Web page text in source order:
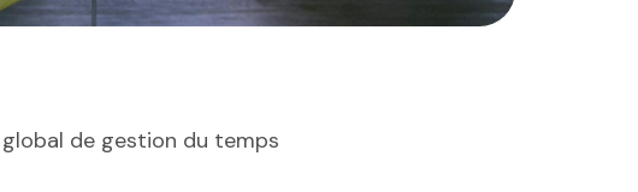
de gestion du temps